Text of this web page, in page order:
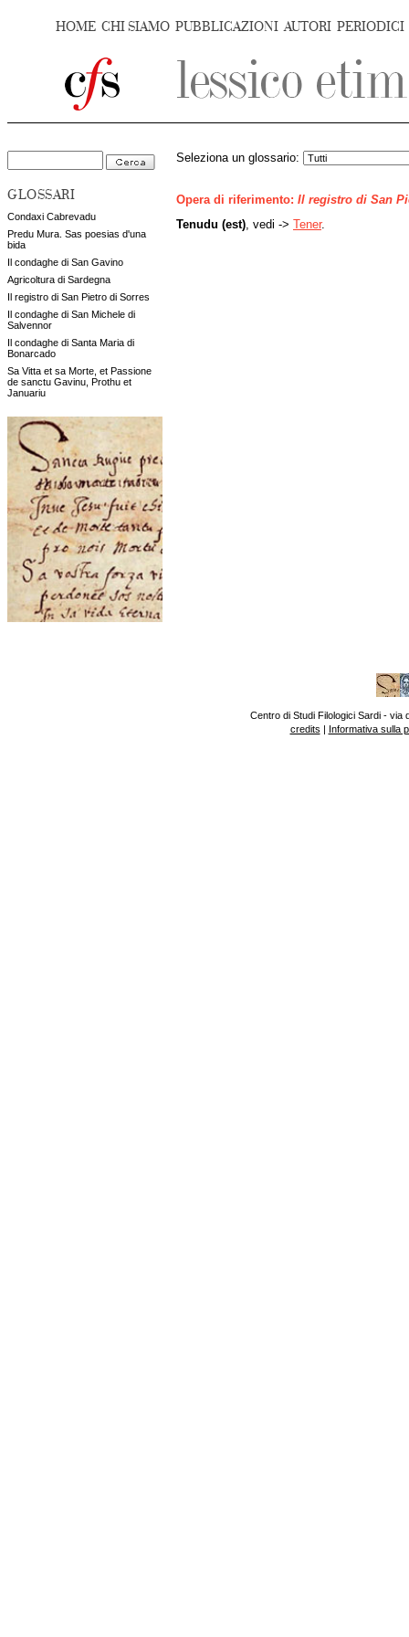
HOME CHI SIAMO PUBBLICAZIONI AUTORI PERIODICI
GLOSSARI
Condaxi Cabrevadu
Predu Mura. Sas poesias d'una
bida
Il condaghe di San Gavino
Agricoltura di Sardegna
Il registro di San Pietro di Sorres
Il condaghe di San Michele di
Salvennor
Il condaghe di Santa Maria di
Bonarcado
Sa Vitta et sa Morte, et Passione
de sanctu Gavinu, Prothu et
Januariu
Seleziona un glossario:
Opera di riferimento: Il registro di San
Tenudu (est) , vedi -> Tener.
Centro di Studi Filologici Sardi - via
credits | Informativa sulla